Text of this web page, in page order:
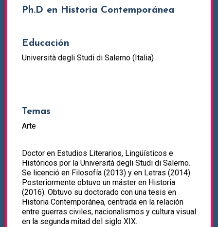
Ph.D en Historia Contemporánea
Educación
Università degli Studi di Salerno (Italia)
Temas
Arte
Doctor en Estudios Literarios, Lingüísticos e
Históricos por la Università degli Studi di Salerno.
Se licenció en Filosofía (2013) y en Letras (2014).
Posteriormente obtuvo un máster en Historia
(2016). Obtuvo su doctorado con una tesis en
Historia Contemporánea, centrada en la relación
entre guerras civiles, nacionalismos y cultura visual
en la segunda mitad del siglo XIX.